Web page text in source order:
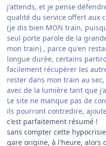
j'attends, et je pense
qualité du service offert aux
(je dis bien MON train,
seul porte parole de la
mon train) , parce qu'en
longue durée, certains
facilement récupérer les
rester dans mon train au
avec de la lumière tant que
Le site ne manque pas de
ils pourront contredire,
c'est parfaitement résumé !
sans compter cette
gare origine, à l'heure, alors